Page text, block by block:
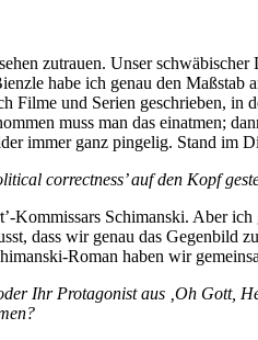
zutrauen. Unser
habe ich genau den
Filme und Serien geschrieben,
muss man das einatmen;
immer ganz pingelig. Stand im
correctness’ auf den Kopf
Kommissars Schimanski. Aber
dass wir genau das
Roman haben wir
Ihr Protagonist aus ‚Oh Gott,